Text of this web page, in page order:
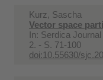
Kurz, Sascha
Vector space
In: Serdica
2. - S. 71-100
doi:10.55630/